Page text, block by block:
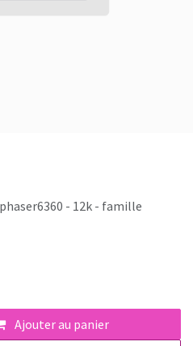
- 12k - famille
Ajouter au panier